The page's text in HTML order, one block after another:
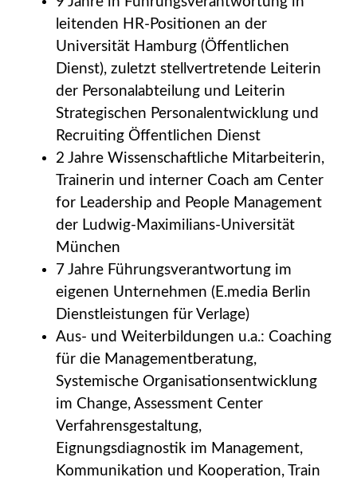
leitenden HR-Positionen an der
Universität Hamburg (Öffentlichen
Dienst), zuletzt stellvertretende Leiterin
der Personalabteilung und Leiterin
Strategischen Personalentwicklung und
Recruiting Öffentlichen Dienst
2 Jahre Wissenschaftliche Mitarbeiterin,
Trainerin und interner Coach am Center
for Leadership and People Management
der Ludwig-Maximilians-Universität
München
7 Jahre Führungsverantwortung im
eigenen Unternehmen (E.media Berlin
Dienstleistungen für Verlage)
Aus- und Weiterbildungen u.a.: Coaching
für die Managementberatung,
Systemische Organisationsentwicklung
im Change, Assessment Center
Verfahrensgestaltung,
Eignungsdiagnostik im Management,
Kommunikation und Kooperation, Train